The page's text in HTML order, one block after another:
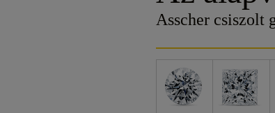
Asscher csiszolt